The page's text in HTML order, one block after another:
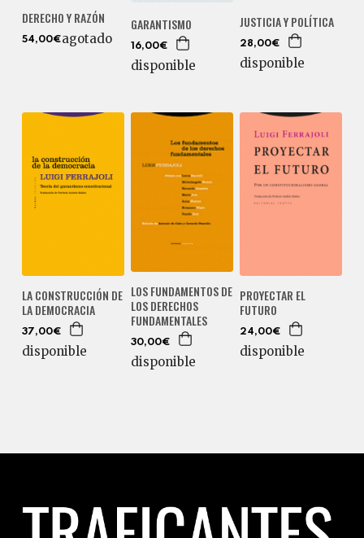
DERECHO Y RAZÓN
54,00€agotado
GARANTISMO
16,00€
disponible
JUSTICIA Y POLÍTICA
28,00€
disponible
LA CONSTRUCCIÓN DE
LA DEMOCRACIA
37,00€
disponible
LOS FUNDAMENTOS DE
LOS DERECHOS
FUNDAMENTALES
30,00€
disponible
PROYECTAR EL
FUTURO
24,00€
disponible